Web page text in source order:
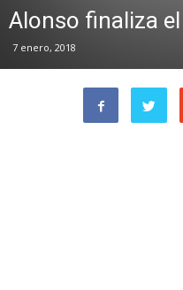
Alonso finaliza
7 enero, 2018